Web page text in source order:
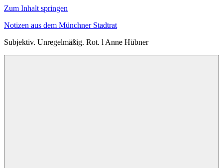
Zum Inhalt springen
Notizen aus dem Münchner Stadtrat
Subjektiv. Unregelmäßig. Rot. l Anne Hübner